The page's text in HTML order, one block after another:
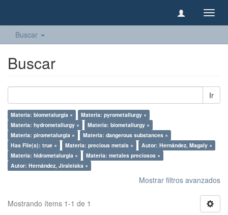
Buscar
Buscar
Ir
Materia: biometalurgia ×
Materia: pyrometallurgy ×
Materia: hydrometallurgy ×
Materia: biometallurgy ×
Materia: pirometalurgia ×
Materia: dangerous substances ×
Has File(s): true ×
Materia: precious metals ×
Autor: Hernández, Magaly ×
Materia: hidrometalurgia ×
Materia: metales preciosos ×
Autor: Hernández, Jiraleiska ×
Mostrar filtros avanzados
Mostrando ítems 1-1 de 1